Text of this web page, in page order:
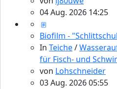
04 Aug. 2026 14:25
Biofilm -
In Teiche/
für Fisch- und
von Lohschneider
03 Aug. 2026 05:55